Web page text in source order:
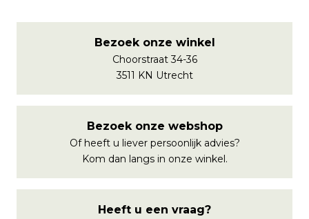
Bezoek onze winkel
Choorstraat 34-36
3511 KN Utrecht
Bezoek onze webshop
Of heeft u liever persoonlijk advies?
Kom dan langs in onze winkel.
Heeft u een vraag?